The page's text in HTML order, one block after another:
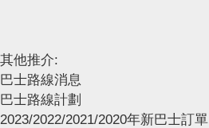
其他推介:
巴士路線消息
巴士路線計劃
2023/2022/2021/2020年新巴士訂單